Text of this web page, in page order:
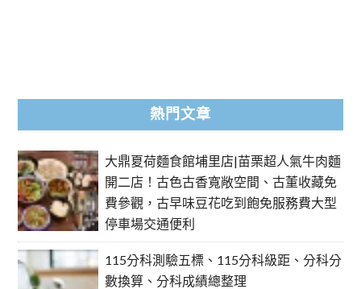
熱門文章
大鼎夏荷麵食館埔里店|苗栗超人氣牛肉麵
開二店！古色古香寬敞空間、古董收藏免
費參觀，古早味豆花吃到飽免服務費大型
停車場交通便利
115分科測驗五標、115分科級距、分科分
數換算、分科成績總整理